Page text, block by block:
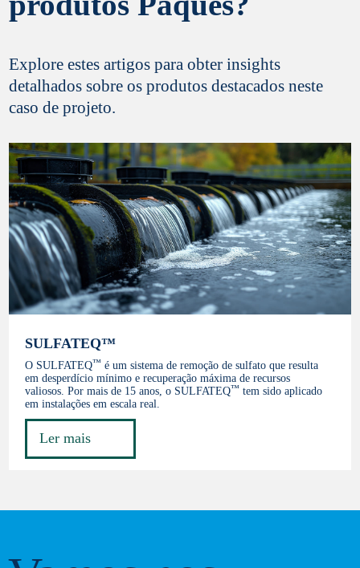
Explore estes artigos para obter insights
detalhados sobre os produtos destacados neste
caso de projeto.
SULFATEQ™
O SULFATEQ™ é um sistema de remoção de sulfato que resulta
em desperdício mínimo e recuperação máxima de recursos
valiosos. Por mais de 15 anos, o SULFATEQ™ tem sido aplicado
em instalações em escala real.
Ler mais